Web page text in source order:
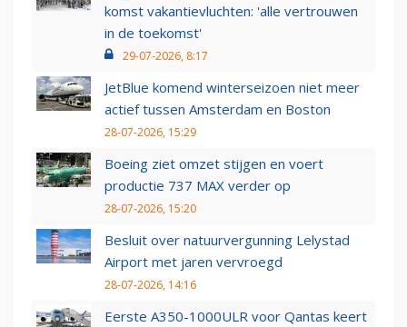
komst vakantievluchten: 'alle vertrouwen
in de toekomst'
29-07-2026, 8:17
JetBlue komend winterseizoen niet meer
actief tussen Amsterdam en Boston
28-07-2026, 15:29
Boeing ziet omzet stijgen en voert
productie 737 MAX verder op
28-07-2026, 15:20
Besluit over natuurvergunning Lelystad
Airport met jaren vervroegd
28-07-2026, 14:16
Eerste A350-1000ULR voor Qantas keert